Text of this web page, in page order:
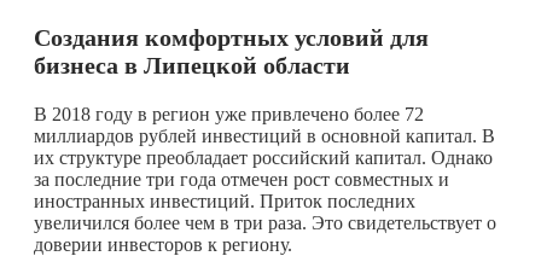
Создания комфортных условий для
бизнеса в Липецкой области
В 2018 году в регион уже привлечено более 72
миллиардов рублей инвестиций в основной капитал. В
их структуре преобладает российский капитал. Однако
за последние три года отмечен рост совместных и
иностранных инвестиций. Приток последних
увеличился более чем в три раза. Это свидетельствует о
доверии инвесторов к региону.